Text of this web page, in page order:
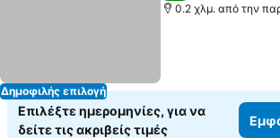
Δημοφιλής επιλογή
0.2 χλμ. από την
Επιλέξτε ημερομηνίες, για να
δείτε τις ακριβείς τιμές